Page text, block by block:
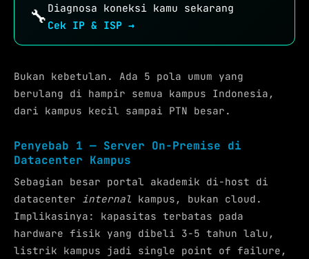
🔧 Diagnosa koneksi kamu sekarang
Cek IP & ISP →
Bukan kebetulan. Ada 5 pola umum yang
berulang di hampir semua kampus Indonesia,
dari kampus kecil sampai PTN besar.
Penyebab 1 — Server On-Premise di
Datacenter Kampus
Sebagian besar portal akademik di-host di
datacenter internal kampus, bukan cloud.
Implikasinya: kapasitas terbatas pada
hardware fisik yang dibeli 3-5 tahun lalu,
listrik kampus jadi single point of failure,